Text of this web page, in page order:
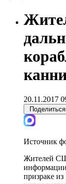
20.11.2017
Поделиться
Источник
Жителей
призраке